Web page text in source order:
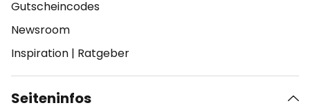
Gutscheincodes
Newsroom
Inspiration | Ratgeber
Seiteninfos